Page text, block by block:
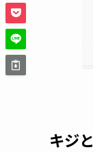
キジ